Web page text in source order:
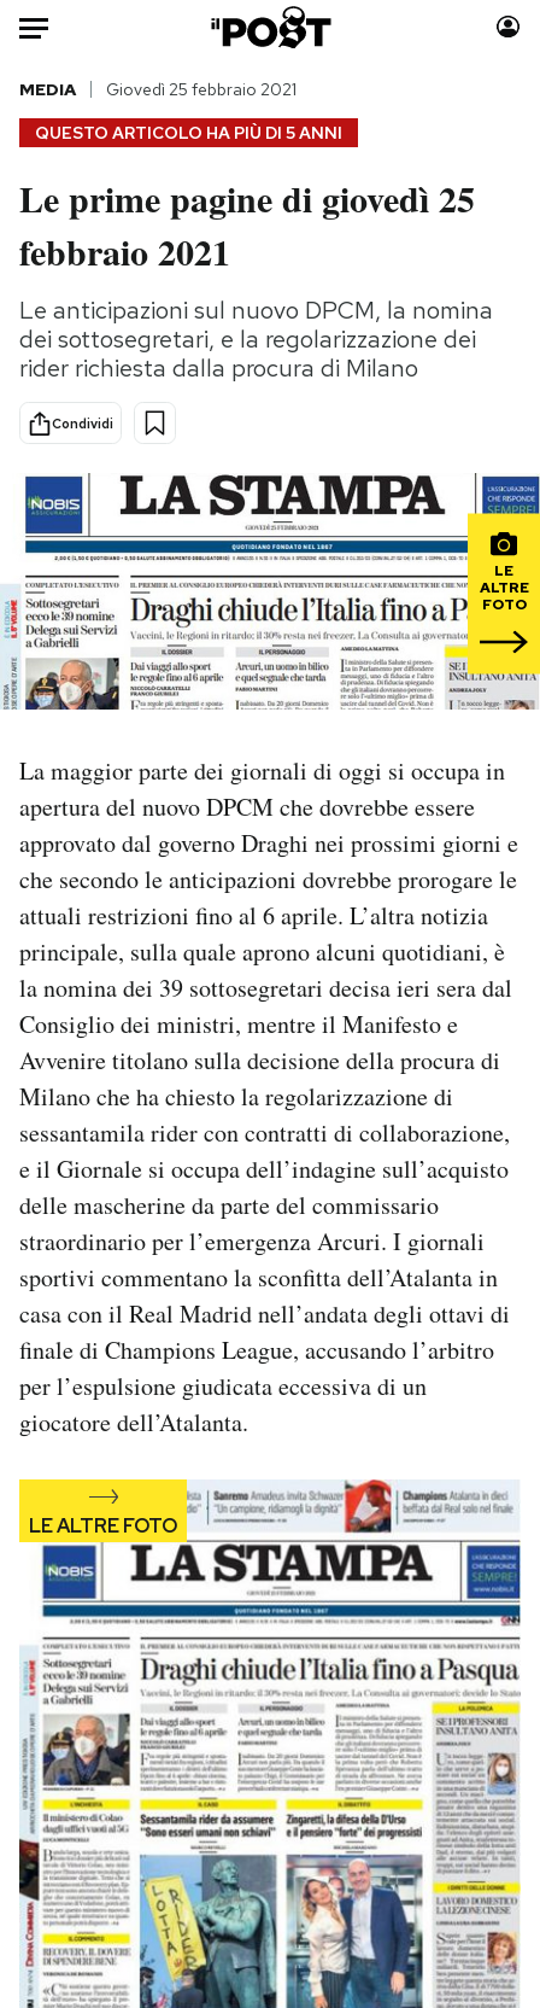
Auto
HOME
Italia
Politica
Tecnologia
Internet
Scienza
Cultura
Economia
Sport
Moda
Storie/Idee
Ok Boomer!
Media
Mondiali calcio 2026
PODCAST
NEWSLETTER
CALENDARIO
AREA PERSONALE
Area Personale
Newsletter
Notifiche mobile
Regala il Post
Hai bisogno di aiuto?
QUESTO ARTICOLO HA PIÙ DI 5 ANNI
MEDIA Giovedì 25 febbraio 2021
Le prime pagine di giovedì 25
febbraio 2021
Le anticipazioni sul nuovo DPCM, la nomina
dei sottosegretari, e la regolarizzazione dei
rider richiesta dalla procura di Milano
Condividi
LE
ALTRE
FOTO
La maggior parte dei giornali di oggi si occupa in
apertura del nuovo DPCM che dovrebbe essere
approvato dal governo Draghi nei prossimi giorni e
che secondo le anticipazioni dovrebbe prorogare le
attuali restrizioni fino al 6 aprile. L’altra notizia
principale, sulla quale aprono alcuni quotidiani, è
la nomina dei 39 sottosegretari decisa ieri sera dal
Consiglio dei ministri, mentre il Manifesto e
Avvenire titolano sulla decisione della procura di
Milano che ha chiesto la regolarizzazione di
sessantamila rider con contratti di collaborazione,
e il Giornale si occupa dell’indagine sull’acquisto
delle mascherine da parte del commissario
straordinario per l’emergenza Arcuri. I giornali
sportivi commentano la sconfitta dell’Atalanta in
casa con il Real Madrid nell’andata degli ottavi di
finale di Champions League, accusando l’arbitro
per l’espulsione giudicata eccessiva di un
giocatore dell’Atalanta.